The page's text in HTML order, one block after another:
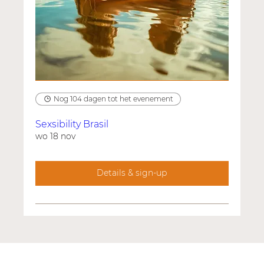
Nog 104 dagen tot het evenement
Sexsibility Brasil
wo 18 nov
Details & sign-up